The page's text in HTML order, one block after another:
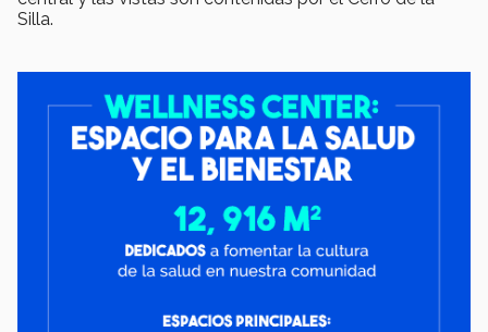
Silla.